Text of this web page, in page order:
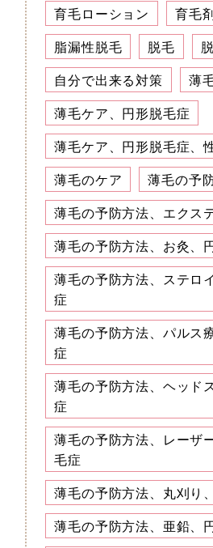
育毛ローション
育毛
脂漏性脱毛
脱毛
自分で出来る対策
薄
薄毛ケア、円形脱毛症
薄毛ケア、円形脱毛症、
薄毛のケア
薄毛の予
薄毛の予防方法、エクス
薄毛の予防方法、お灸、
薄毛の予防方法、ステロ
症
薄毛の予防方法、パルス
症
薄毛の予防方法、ヘッド
症
薄毛の予防方法、レーザ
毛症
薄毛の予防方法、丸刈り
薄毛の予防方法、亜鉛、